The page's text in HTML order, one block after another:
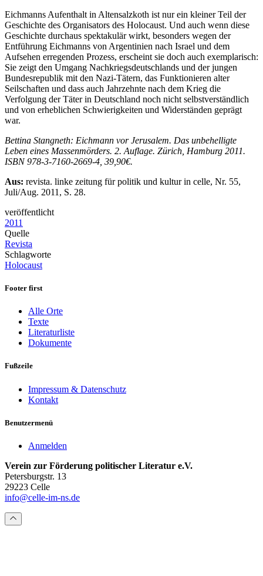
Eichmanns Aufenthalt in Altensalzkoth ist nur ein kleiner Teil der
Geschichte des Organisators des Holocaust. Und auch wenn diese
Geschichte durchaus spektakulär wirkt, besonders wegen der
Entführung Eichmanns von Argentinien nach Israel und dem
Aufsehen erregenden Prozess, erscheint sie doch auch exemplarisch:
Sie zeigt den Umgang Nachkriegsdeutschlands und der jungen
Bundesrepublik mit den Nazi-Tätern, das Funktionieren alter
Seilschaften und dass auch Jahrzehnte nach dem Krieg die
Verfolgung der Täter in Deutschland noch nicht selbstverständlich
und von erheblichen Schwierigkeiten und Widerständen geprägt
war.
Bettina Stangneth: Eichmann vor Jerusalem. Das unbehelligte
Leben eines Massenmörders. 2. Auflage. Zürich, Hamburg 2011.
ISBN 978-3-7160-2669-4, 39,90€.
Aus: revista. linke zeitung für politik und kultur in celle, Nr. 55,
Juli/Aug. 2011, S. 28.
veröffentlicht
2011
Quelle
Revista
Schlagworte
Holocaust
Footer first
Alle Orte
Texte
Literaturliste
Dokumente
Fußzeile
Impressum & Datenschutz
Kontakt
Benutzermenü
Anmelden
Verein zur Förderung politischer Literatur e.V.
Petersburgstr. 13
29223 Celle
info@celle-im-ns.de